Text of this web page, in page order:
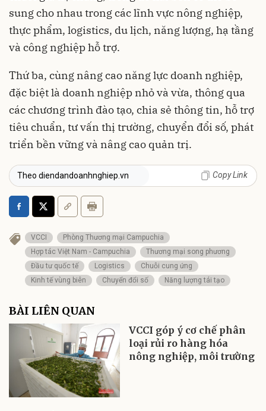
sung cho nhau trong các lĩnh vực nông nghiệp,
thực phẩm, logistics, du lịch, năng lượng, hạ tầng
và công nghiệp hỗ trợ.
Thứ ba, cùng nâng cao năng lực doanh nghiệp,
đặc biệt là doanh nghiệp nhỏ và vừa, thông qua
các chương trình đào tạo, chia sẻ thông tin, hỗ trợ
tiêu chuẩn, tư vấn thị trường, chuyển đổi số, phát
triển bền vững và nâng cao quản trị.
Theo diendandoanhnghiep.vn Copy Link
VCCI
Phòng Thương mại Campuchia
Hợp tác Việt Nam - Campuchia
Thương mại song phương
Đầu tư quốc tế
Logistics
Chuỗi cung ứng
Kinh tế vùng biên
Chuyển đổi số Năng lượng tái tạo
BÀI LIÊN QUAN
VCCI góp ý cơ chế phân
loại rủi ro hàng hóa
nông nghiệp, môi trường